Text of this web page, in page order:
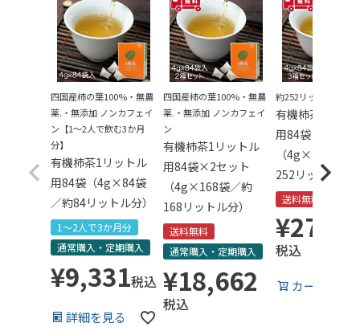
四国産柿の葉100%・無農
薬.・無添加 ノンカフェイ
ン【1～2人で飲む3か月
分】
有機柿茶1リットル
用84袋（4g×84袋
／約84リットル分）
1～2人で3か月分
通常購入・定期購入
¥9,331税込
詳細を見る
四国産柿の葉100%・無農
薬.・無添加 ノンカフェイ
ン
有機柿茶1リットル
用84袋×2セット
（4g×168袋／約
168リットル分）
送料無料
通常購入・定期購入
¥18,662
税込
約252リットル分です
有機柿茶1リッ
用84袋×3セッ
（4g×252袋／
252リットル分
送料無料
¥
税込
カートに入